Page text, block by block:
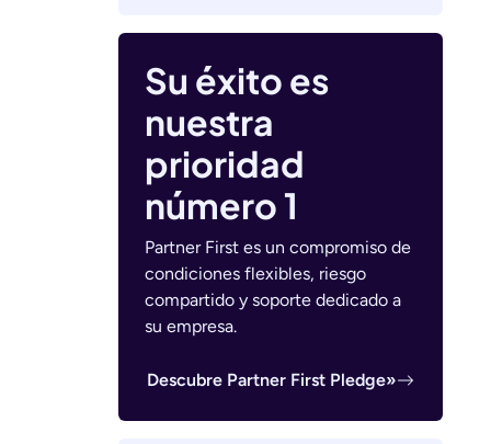
Su éxito es
nuestra
prioridad
número 1
Partner First es un compromiso de
condiciones flexibles, riesgo
compartido y soporte dedicado a
su empresa.
Descubre Partner First Pledge»